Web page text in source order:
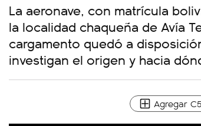
La aeronave, con matrícula
la localidad chaqueña de Avía
cargamento quedó a
investigan el origen y hacia
Agregar